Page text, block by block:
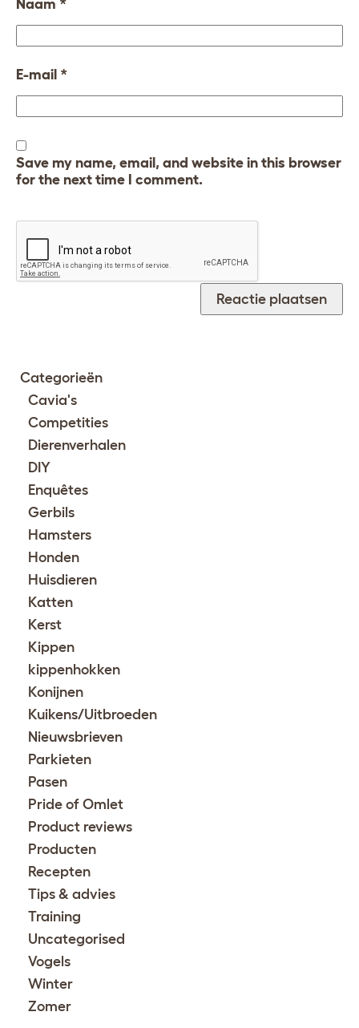
Naam *
E-mail *
Save my name, email, and website in this browser
for the next time I comment.
Categorieën
Cavia's
Competities
Dierenverhalen
DIY
Enquêtes
Gerbils
Hamsters
Honden
Huisdieren
Katten
Kerst
Kippen
kippenhokken
Konijnen
Kuikens/Uitbroeden
Nieuwsbrieven
Parkieten
Pasen
Pride of Omlet
Product reviews
Producten
Recepten
Tips & advies
Training
Uncategorised
Vogels
Winter
Zomer